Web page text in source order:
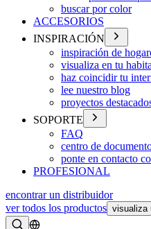
buscar por color
ACCESORIOS
INSPIRACIÓN
inspiración de
visualiza en tu
haz coincidir tu
lee nuestro blog
proyectos
SOPORTE
FAQ
centro de
ponte en contacto
PROFESIONAL
encontrar un distribuidor
ver todos los productos visualiza
Buscar